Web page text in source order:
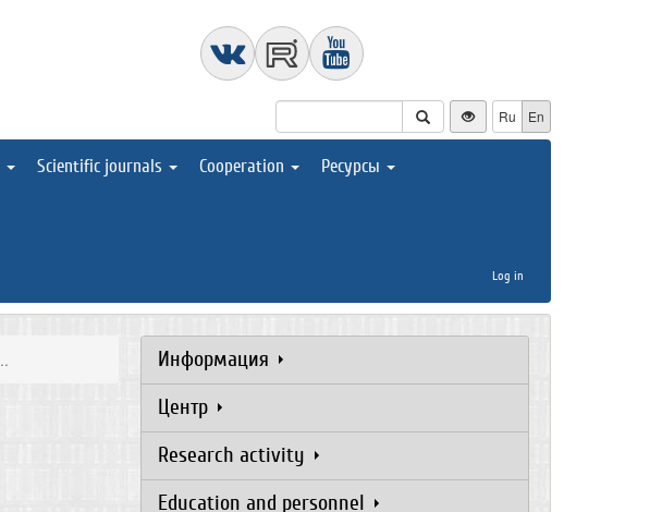
Ru En
Scientific journals Cooperation Ресурсы
Log in
Информация
Центр
Research activity
Education and personnel